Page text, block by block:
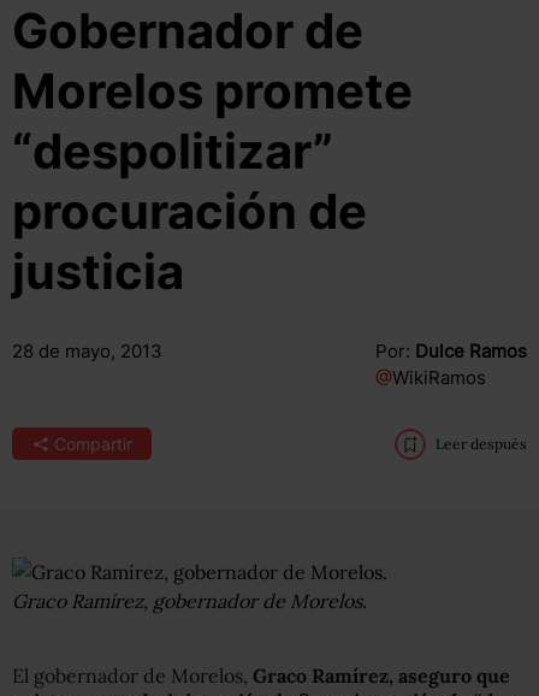
Gobernador de
Morelos promete
“despolitizar”
procuración de
justicia
28 de mayo, 2013 Por: Dulce Ramos
@WikiRamos
Compartir Leer después
Graco Ramírez, gobernador de Morelos.
El gobernador de Morelos, Graco Ramírez, aseguro que